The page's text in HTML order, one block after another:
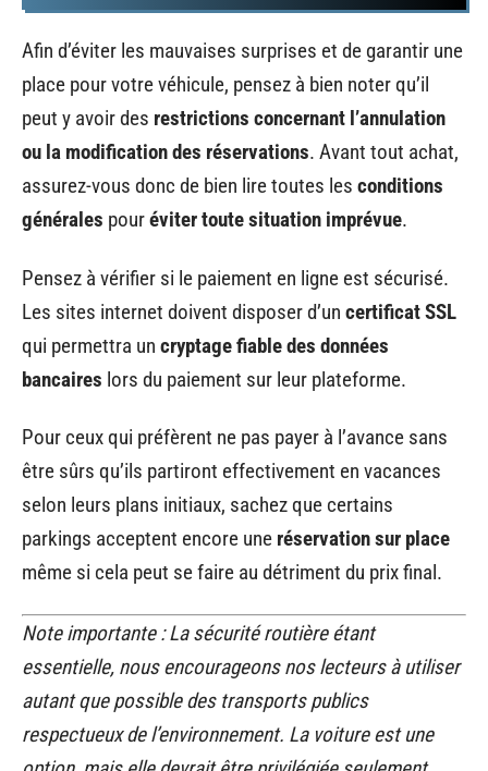
Afin d’éviter les mauvaises surprises et de garantir une
place pour votre véhicule, pensez à bien noter qu’il
peut y avoir des restrictions concernant l’annulation
ou la modification des réservations. Avant tout achat,
assurez-vous donc de bien lire toutes les conditions
générales pouréviter toute situation imprévue.
Pensez à vérifier si le paiement en ligne est sécurisé.
Les sites internet doivent disposer d’un certificat SSL
qui permettra un cryptage fiable des données
bancaires lors du paiement sur leur plateforme.
Pour ceux qui préfèrent ne pas payer à l’avance sans
être sûrs qu’ils partiront effectivement en vacances
selon leurs plans initiaux, sachez que certains
parkings acceptent encore une réservation sur place
même si cela peut se faire au détriment du prix final.
Note importante : La sécurité routière étant
essentielle, nous encourageons nos lecteurs à utiliser
autant que possible des transports publics
respectueux de l’environnement. La voiture est une